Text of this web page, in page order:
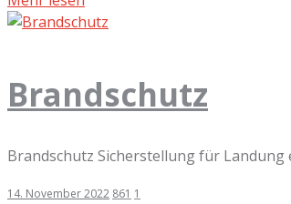
Brandschutz
Brandschutz Sicherstellung für
14. November 2022 861 1